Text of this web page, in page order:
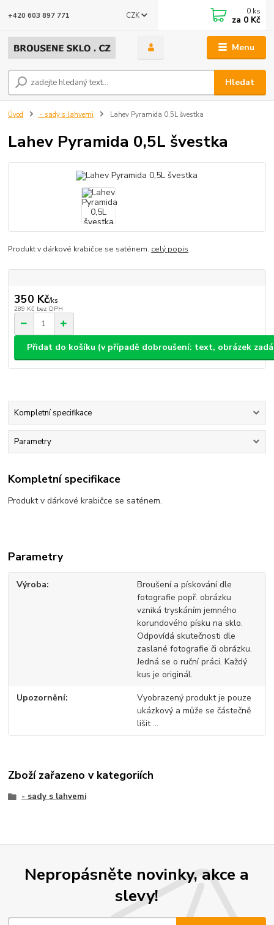
Menu
CZK
Hledat
+420 603 897 771 0 ks
za 0 Kč
Úvod - sady s lahvemi Lahev Pyramida 0,5L švestka
Lahev Pyramida 0,5L švestka
Produkt v dárkové krabičce se saténem. celý popis
350 Kč/ks
289 Kč bez DPH
Přidat do košíku (v případě dobroušení: text, obrázek
Kompletní specifikace
Parametry
Kompletní specifikace
Produkt v dárkové krabičce se saténem.
Parametry
Výroba
Broušení a pískování dle
fotografie popř. obrázku
vzniká tryskáním jemného
korundového písku na sklo.
Odpovídá skutečnosti dle
zaslané fotografie či obrázku.
Jedná se o ruční práci. Každý
kus je originál.
Upozornění
Vyobrazený produkt je pouze
ukázkový a může se částečně
lišit ...
Zboží zařazeno v kategoriích
- sady s lahvemi
Nepropásněte novinky, akce a
slevy!